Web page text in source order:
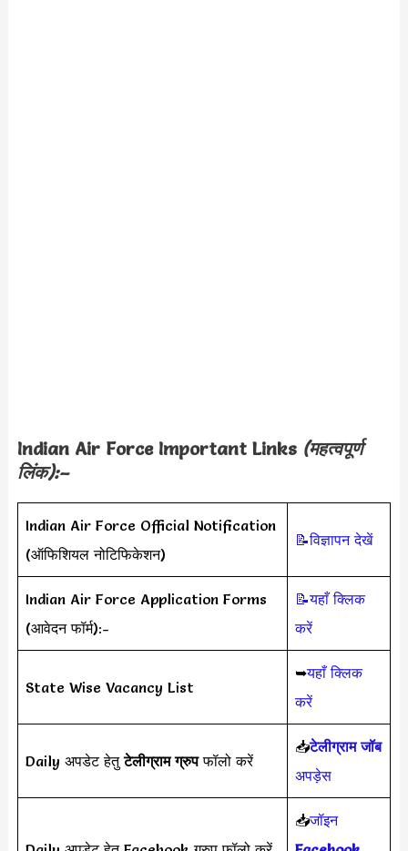
Indian Air Force Important Links (महत्वपूर्ण
लिंक):–
Indian Air Force Official Notification
(ऑफिशियल नोटिफिकेशन)
📝विज्ञापन देखें
Indian Air Force Application Forms
(आवेदन फॉर्म):-
📝यहाँ क्लिक
करें
State Wise Vacancy List
➥यहाँ क्लिक
करें
Daily अपडेट हेतुटेलीग्राम ग्रुपफॉलो करें
📥टेलीग्राम जॉब
अपड़ेस
📥जॉइन